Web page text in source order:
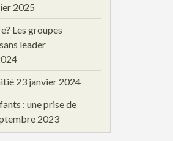
2025
Les groupes
leader
23 janvier 2024
: une prise de
2023